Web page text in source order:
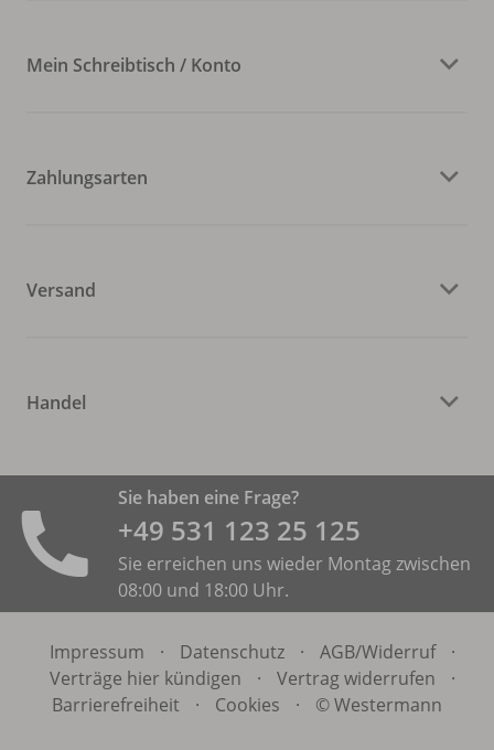
Mein Schreibtisch / Konto
Zahlungsarten
Versand
Handel
Sie haben eine Frage?
+49 531 ­123 25 125
Sie erreichen uns wieder Montag zwischen
08:00 und 18:00 Uhr.
Impressum · Datenschutz · AGB/Widerruf
·
Verträge hier kündigen
· Vertrag widerrufen
·
Barrierefreiheit
· Cookies · © Westermann